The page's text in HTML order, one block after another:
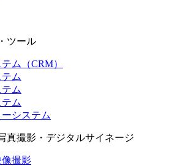
ツール
ム（CRM）
ム
ム
ム
システム
真撮影・デジタルサイネージ
撮影